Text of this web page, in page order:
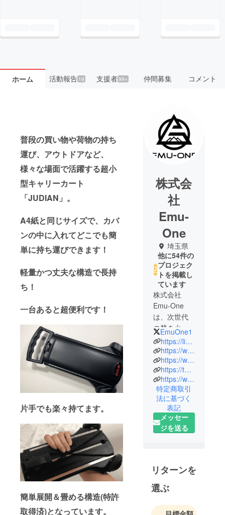
ホーム 活動報告19 支援者99+ 仲間募集 コメント
普段の買い物や荷物の持ち
運び、アウトドアなど、
様々な場面で活躍する超小
型キャリーカート
「JUDIAN」。
A4紙と同じサイズで、カバ
ンの中に入れてどこでも簡
単に持ち運びできます！
軽量かつ丈夫な構造で長持
ち！
一台あると超便利です！
片手でも楽々持てます。
簡単展開＆畳める構造(特許
取得済)となっています。
株式会
社
Emu-
One
埼玉県
他に54件の
プロジェク
トを掲載し
ています
株式会社
Emu-One
は、次世代
の焚き火関
連商品や調
理用ストー
ブ、チタン
製品の開
発・販売を
手がける会
社です。
機能性とデ
ザイン性を
イデアを融
合させた製
品を生み出
していま
EmuOne1
https://lin.ee/KDBNYFC
https://www.emu-one.jp/
https://www.youtube.com/@emu-one4696
https://twitter.com/EmuOne1
https://www.instagram.com/emuonejp/
特定商取引
法に基づく
表記
メッセー
ジを送る
リターンを
選ぶ